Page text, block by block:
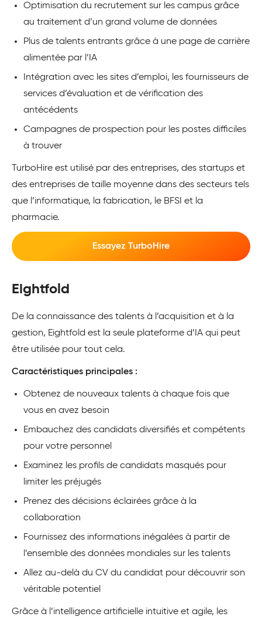
Optimisation du recrutement sur les campus grâce
au traitement d’un grand volume de données
Plus de talents entrants grâce à une page de carrière
alimentée par l’IA
Intégration avec les sites d’emploi, les fournisseurs de
services d’évaluation et de vérification des
antécédents
Campagnes de prospection pour les postes difficiles
à trouver
TurboHire est utilisé par des entreprises, des startups et
des entreprises de taille moyenne dans des secteurs tels
que l’informatique, la fabrication, le BFSI et la
pharmacie.
Essayez TurboHire
Eightfold
De la connaissance des talents à l’acquisition et à la
gestion, Eightfold est la seule plateforme d’IA qui peut
être utilisée pour tout cela.
Caractéristiques principales :
Obtenez de nouveaux talents à chaque fois que
vous en avez besoin
Embauchez des candidats diversifiés et compétents
pour votre personnel
Examinez les profils de candidats masqués pour
limiter les préjugés
Prenez des décisions éclairées grâce à la
collaboration
Fournissez des informations inégalées à partir de
l’ensemble des données mondiales sur les talents
Allez au-delà du CV du candidat pour découvrir son
véritable potentiel
Grâce à l’intelligence artificielle intuitive et agile, les